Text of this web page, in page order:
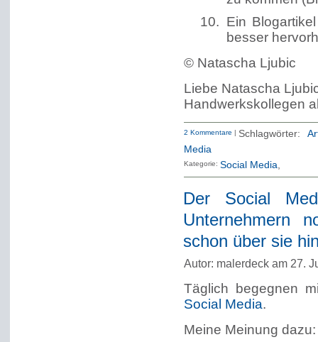
Ein
besser
© Natascha Ljubic
Liebe Natascha
Handwerkskollegen
2 Kommentare | Schlagwörter:
Media
Kategorie: Social Media
Der Social
Unternehmern
schon über sie
Autor: malerdeck am 27.
Täglich begegnen
Social Media.
Meine Meinung dazu: